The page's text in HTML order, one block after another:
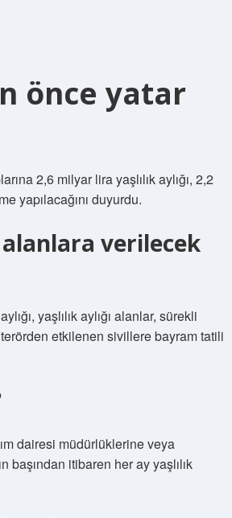
önce yatar
2,6 milyar lira yaşlılık aylığı, 2,2
yapılacağını duyurdu.
alanlara verilecek
yaşlılık aylığı alanlar, sürekli
etkilenen sivillere bayram tatili
dairesi müdürlüklerine veya
itibaren her ay yaşlılık